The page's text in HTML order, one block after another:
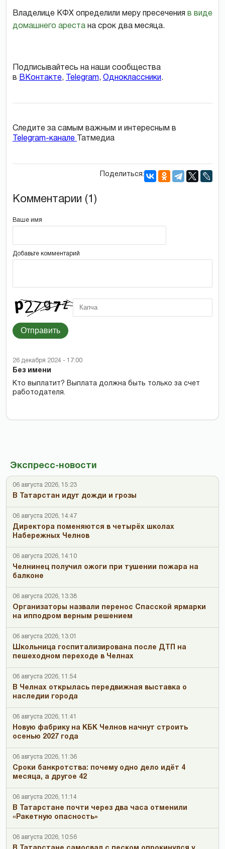
Экспресс-новости
06 августа 2026, 15:23
В Татарстан идут дожди и грозы
06 августа 2026, 14:47
Директора поменяются в четырёх школах
Набережных Челнов
06 августа 2026, 14:10
Челнинец получил ожоги при тушении пожара на
балконе
06 августа 2026, 13:38
Организаторы назвали перенос Спасской ярмарки
на ипподром верным решением
06 августа 2026, 13:01
Школьница госпитализирована после ДТП на
пешеходном переходе в Челнах
06 августа 2026, 11:54
В Челнах открылась передвижная выставка о
наследии города
06 августа 2026, 11:41
Новую фабрику на КБК Челнов начнут строить
осенью 2027 года
06 августа 2026, 11:36
Сроки банкротства: почему одно дело идёт 4
месяца, а другое 42
06 августа 2026, 11:14
В Татарстане почти через два часа отменили
«Ракетную опасность»
06 августа 2026, 10:56
Владелице КФХ определили меру пресечения в виде
домашнего ареста на срок два месяца.
Подписывайтесь на наши сообщества
в ВКонтакте, Telegram, Одноклассники.
Следите за самым важным и интересным в
Telegram-канале
Татмедиа
Поделиться:
Комментарии (1)
Ваше имя
Добавьте комментарий
Отправить
26 декабря 2024 - 17:00
Без имени
Кто выплатит? Выплата должна быть только за счет
работодателя.